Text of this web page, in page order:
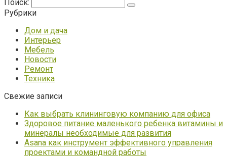
Поиск:
Рубрики
Дом и дача
Интерьер
Мебель
Новости
Ремонт
Техника
Свежие записи
Как выбрать клининговую компанию для офиса
Здоровое питание маленького ребенка витамины и
минералы необходимые для развития
Asana как инструмент эффективного управления
проектами и командной работы